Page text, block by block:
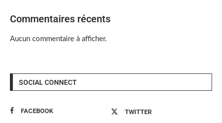
Commentaires récents
Aucun commentaire à afficher.
SOCIAL CONNECT
FACEBOOK TWITTER